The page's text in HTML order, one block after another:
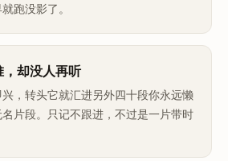
跑没影了。
却没人再听
，转头它就汇进另外四十段你永远懒
片段。只记不跟进，不过是一片带时